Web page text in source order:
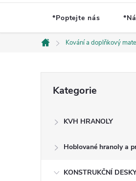
*Poptejte nás
Domů
Kování a doplňkový
kategorie
Kategorie
KVH HRANOLY
Hoblované hranoly a
KONSTRUKČNÍ